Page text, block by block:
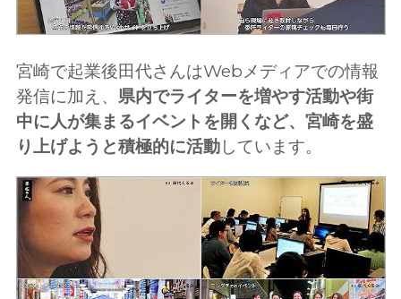
宮崎で起業後田代さんはWebメディアでの情報
発信に加え、 県内でライターを増やす活動や街
中に人が集まるイベントを開くなど、宮崎を盛
り上げようと積極的に活動しています。